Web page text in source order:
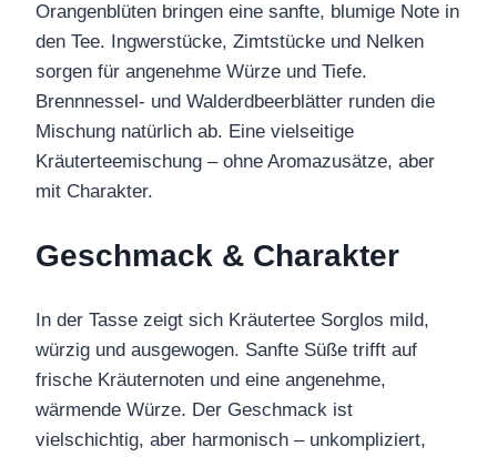
Orangenblüten bringen eine sanfte, blumige Note in
den Tee. Ingwerstücke, Zimtstücke und Nelken
sorgen für angenehme Würze und Tiefe.
Brennnessel- und Walderdbeerblätter runden die
Mischung natürlich ab. Eine vielseitige
Kräuterteemischung – ohne Aromazusätze, aber
mit Charakter.
Geschmack & Charakter
In der Tasse zeigt sich Kräutertee Sorglos mild,
würzig und ausgewogen. Sanfte Süße trifft auf
frische Kräuternoten und eine angenehme,
wärmende Würze. Der Geschmack ist
vielschichtig, aber harmonisch – unkompliziert,